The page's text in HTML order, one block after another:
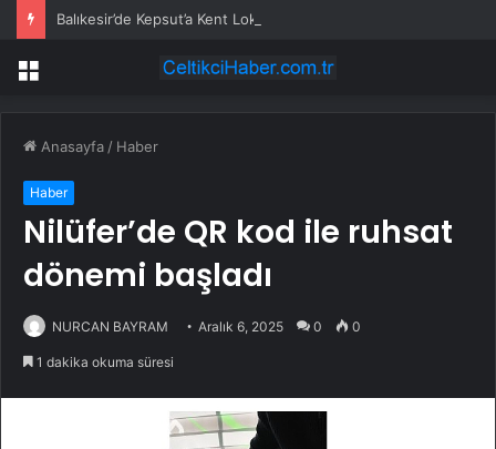
Balıkesir’de Kepsut’a Kent Lokantası ve altyapı desteği
Menü
Anasayfa / Haber
Haber
Nilüfer’de QR kod ile ruhsat
dönemi başladı
NURCAN BAYRAM Aralık 6, 2025 0 0
1 dakika okuma süresi